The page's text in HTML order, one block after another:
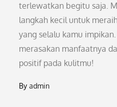
terlewatkan begitu saja.
langkah kecil untuk
yang selalu kamu
merasakan manfaatnya
positif pada kulitmu!
Byadmin